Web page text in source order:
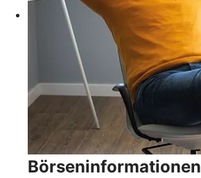
Börseninformationen